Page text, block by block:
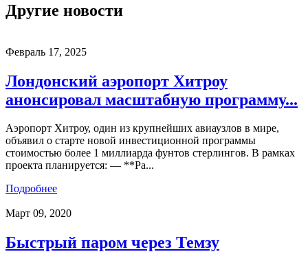
Другие новости
Февраль 17, 2025
Лондонский аэропорт Хитроу
анонсировал масштабную программу...
Аэропорт Хитроу, один из крупнейших авиаузлов в мире,
объявил о старте новой инвестиционной программы
стоимостью более 1 миллиарда фунтов стерлингов. В рамках
проекта планируется: — **Ра...
Подробнее
Март 09, 2020
Быстрый паром через Темзу